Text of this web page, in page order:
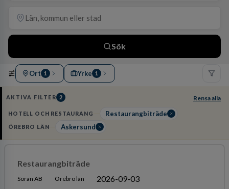
Sök
Ort 1 Yrke 1
AKTIVA FILTER 2 Rensa alla
HOTELL OCH RESTAURANG Restaurangbiträde
ÖREBRO LÄN Askersund
Restaurangbiträde
Soran AB Örebro län 2026-09-03